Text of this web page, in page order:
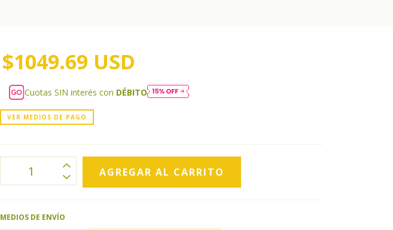
$1049.69 USD
Cuotas SIN interés con DÉBITO
VER MEDIOS DE PAGO
MEDIOS DE ENVÍO